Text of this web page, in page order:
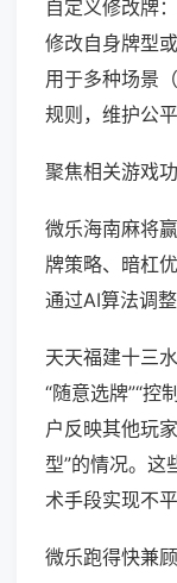
自定义修改牌
修改自身牌型
用于多种场景
规则，维护公平
聚焦相关游戏
微乐海南麻将
牌策略、暗杠
通过AI算法调
天天福建十三
“随意选牌”“控
户反映其他玩
型”的情况。这
术手段实现不平
微乐跑得快兼